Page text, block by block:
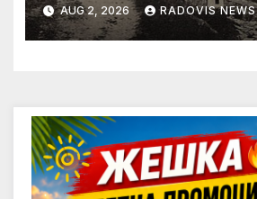
AUG 2, 2026 RADOVIS NEWS